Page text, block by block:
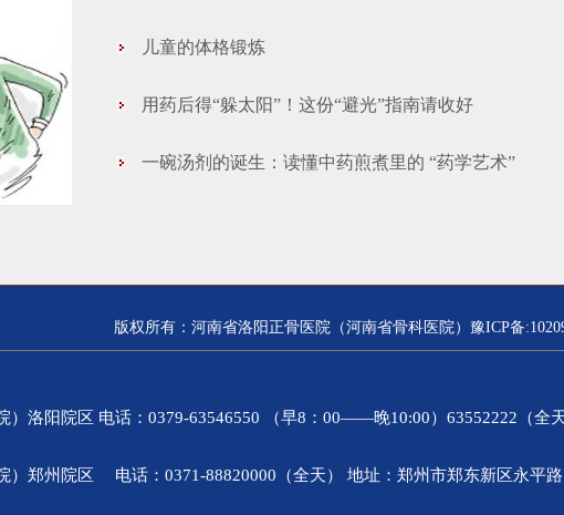
儿童的体格锻炼
用药后得“躲太阳”！这份“避光”指南请收好
一碗汤剂的诞生：读懂中药煎煮里的 “药学艺术”
版权所有：河南省洛阳正骨医院（河南省骨科医院）豫ICP备
）洛阳院区 电话：0379-63546550 （早8：00——晚10:00）63552222（全
）郑州院区 电话：0371-88820000（全天） 地址：郑州市郑东新区永平路